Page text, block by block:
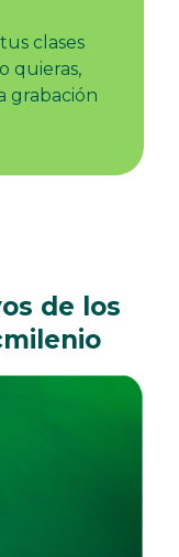
clases
quieras,
grabación
de los